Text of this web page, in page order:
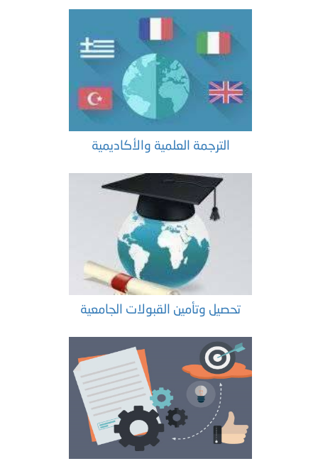
الترجمة العلمية والأكاديمية
تحصيل وتأمين القبولات الجامعية